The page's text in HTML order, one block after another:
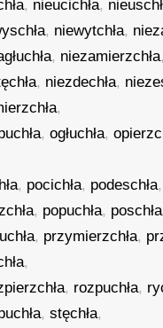
, nieucichła,
, niewytchła,
, niezamierzchła,
, niezdechła,
,
,ogłuchła,
, pocichła, podeschła,
, popuchła, poschła
, przymierzchła,
,
, rozpuchła,
,stęchła,